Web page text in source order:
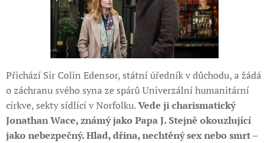
Přichází Sir Colin Edensor, státní úředník v důchodu, a žádá
o záchranu svého syna ze spárů Univerzální humanitární
církve, sekty sídlící v Norfolku.Vede ji charismatický
Jonathan Wace, známý jako Papa J. Stejně okouzlující
jako nebezpečný. Hlad, dřina, nechtěný sex nebo smrt –